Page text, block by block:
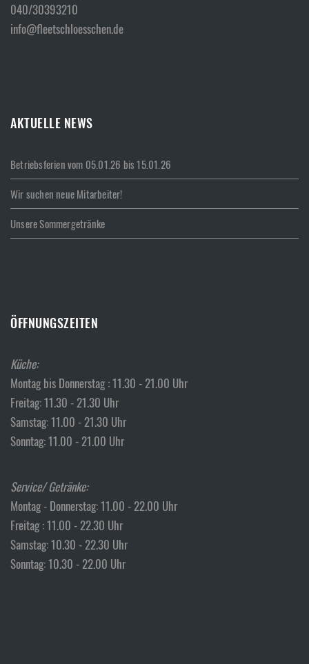
040/30393210
info@fleetschloesschen.de
AKTUELLE NEWS
Betriebsferien vom 05.01.26 bis 15.01.26
Wir suchen neue Mitarbeiter!
Unsere Sommergetränke
ÖFFNUNGSZEITEN
Küche:
Montag bis Donnerstag : 11.30 - 21.00 Uhr
Freitag: 11.30 - 21.30 Uhr
Samstag: 11.00 - 21.30 Uhr
Sonntag: 11.00 - 21.00 Uhr
Service/ Getränke:
Montag - Donnerstag: 11.00 - 22.00 Uhr
Freitag : 11.00 - 22.30 Uhr
Samstag: 10.30 - 22.30 Uhr
Sonntag: 10.30 - 22.00 Uhr